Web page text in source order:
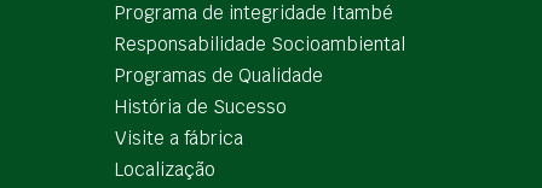
Programa de integridade Itambé
Responsabilidade Socioambiental
Programas de Qualidade
História de Sucesso
Visite a fábrica
Localização